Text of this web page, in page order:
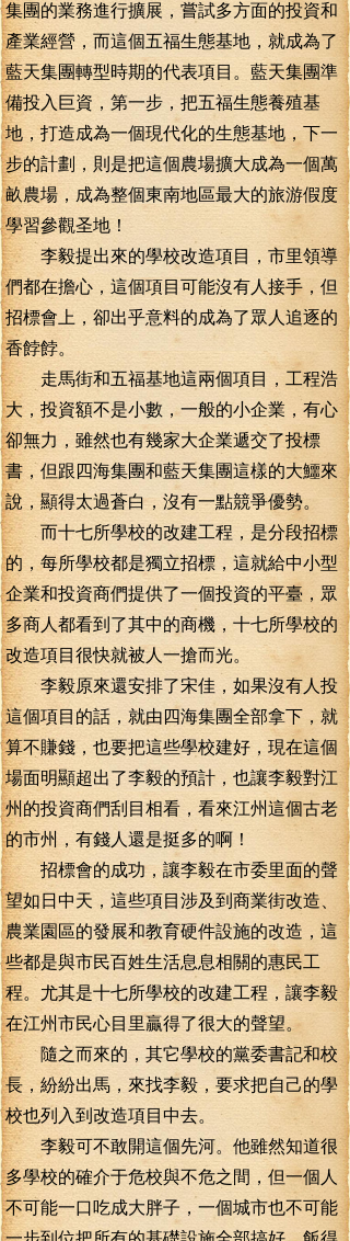
集團的業務進行擴展，嘗試多方面的投資和
產業經營，而這個五福生態基地，就成為了
藍天集團轉型時期的代表項目。藍天集團準
備投入巨資，第一步，把五福生態養殖基
地，打造成為一個現代化的生態基地，下一
步的計劃，則是把這個農場擴大成為一個萬
畝農場，成為整個東南地區最大的旅游假度
學習參觀圣地！
李毅提出來的學校改造項目，市里領導
們都在擔心，這個項目可能沒有人接手，但
招標會上，卻出乎意料的成為了眾人追逐的
香餑餑。
走馬街和五福基地這兩個項目，工程浩
大，投資額不是小數，一般的小企業，有心
卻無力，雖然也有幾家大企業遞交了投標
書，但跟四海集團和藍天集團這樣的大鱷來
說，顯得太過蒼白，沒有一點競爭優勢。
而十七所學校的改建工程，是分段招標
的，每所學校都是獨立招標，這就給中小型
企業和投資商們提供了一個投資的平臺，眾
多商人都看到了其中的商機，十七所學校的
改造項目很快就被人一搶而光。
李毅原來還安排了宋佳，如果沒有人投
這個項目的話，就由四海集團全部拿下，就
算不賺錢，也要把這些學校建好，現在這個
場面明顯超出了李毅的預計，也讓李毅對江
州的投資商們刮目相看，看來江州這個古老
的市州，有錢人還是挺多的啊！
招標會的成功，讓李毅在市委里面的聲
望如日中天，這些項目涉及到商業街改造、
農業園區的發展和教育硬件設施的改造，這
些都是與市民百姓生活息息相關的惠民工
程。尤其是十七所學校的改建工程，讓李毅
在江州市民心目里贏得了很大的聲望。
隨之而來的，其它學校的黨委書記和校
長，紛紛出馬，來找李毅，要求把自己的學
校也列入到改造項目中去。
李毅可不敢開這個先河。他雖然知道很
多學校的確介于危校與不危之間，但一個人
不可能一口吃成大胖子，一個城市也不可能